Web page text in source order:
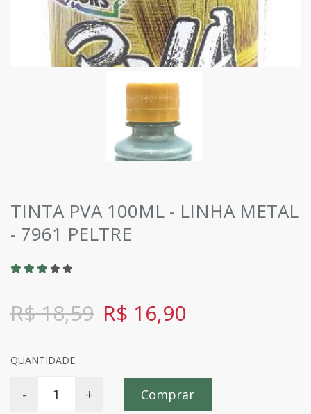
TINTA PVA 100ML - LINHA METAL
- 7961 PELTRE
R$ 18,59 R$ 16,90
QUANTIDADE
- + Comprar